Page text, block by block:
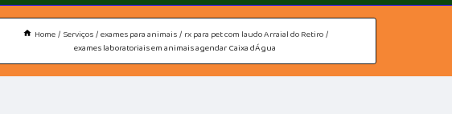
Home Serviços exames para animais rx para pet com laudo Arraial do Retiro
exames laboratoriais em animais agendar Caixa dÁgua